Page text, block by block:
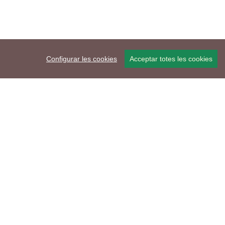
Configurar les cookies Acceptar totes les cookies